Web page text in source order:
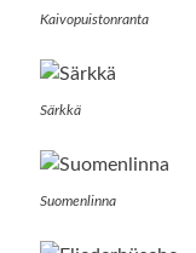
Kaivopuistonranta
Särkkä
Suomenlinna